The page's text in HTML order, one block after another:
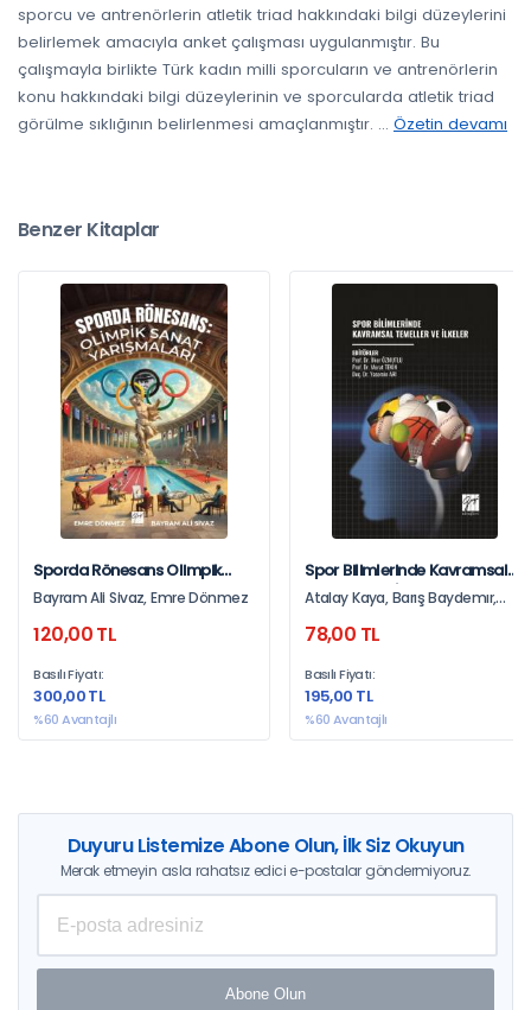
sporcu ve antrenörlerin atletik triad hakkındaki bilgi düzeylerini
belirlemek amacıyla anket çalışması uygulanmıştır. Bu
çalışmayla birlikte Türk kadın milli sporcuların ve antrenörlerin
konu hakkındaki bilgi düzeylerinin ve sporcularda atletik triad
görülme sıklığının belirlenmesi amaçlanmıştır. ... Özetin devamı
Benzer Kitaplar
Sporda Rönesans Olimpik
Sanat YarışmalarıBayram Ali Sivaz, Emre Dönmez
120,00 TL
Basılı Fiyatı:
300,00 TL
%60 Avantajlı
Spor Bilimlerinde Kavramsal
Temeller Ve İlkeler
Atalay Kaya, Barış Baydemır,
Ertüzün, Ferdağ Özaras, Gülçin
Murat Saraçoğlu, Murat Tekin,
Süleyman Erim Erhan, Ünsal
Altınışık
78,00 TL
Basılı Fiyatı:
195,00 TL
%60 Avantajlı
Duyuru Listemize Abone Olun, İlk Siz Okuyun
Merak etmeyin asla rahatsız edici e-postalar göndermiyoruz.
Abone Olun